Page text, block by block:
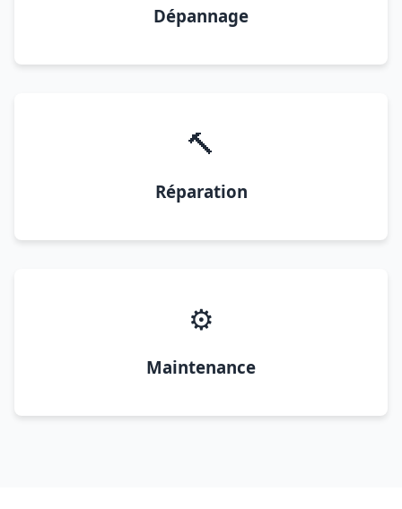
Dépannage
🔨
Réparation
⚙️
Maintenance